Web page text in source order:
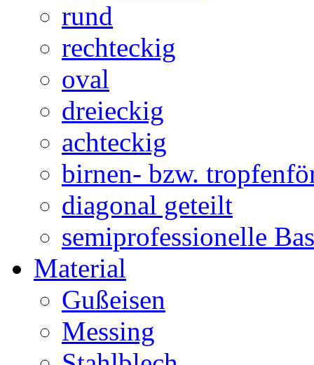
rund
rechteckig
oval
dreieckig
achteckig
birnen- bzw.
diagonal geteilt
semiprofessionelle
Material
Gußeisen
Messing